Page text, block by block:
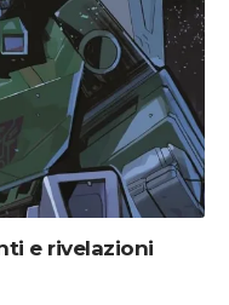
e rivelazioni